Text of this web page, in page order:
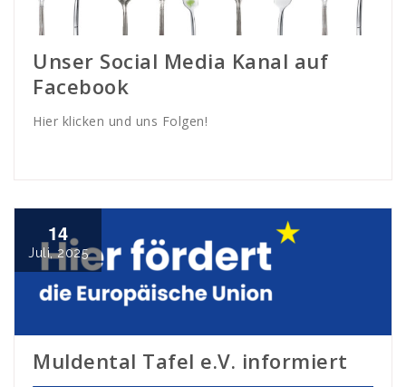
Unser Social Media Kanal auf
Facebook
Hier klicken und uns Folgen!
14
Juli, 2025
Muldental Tafel e.V. informiert